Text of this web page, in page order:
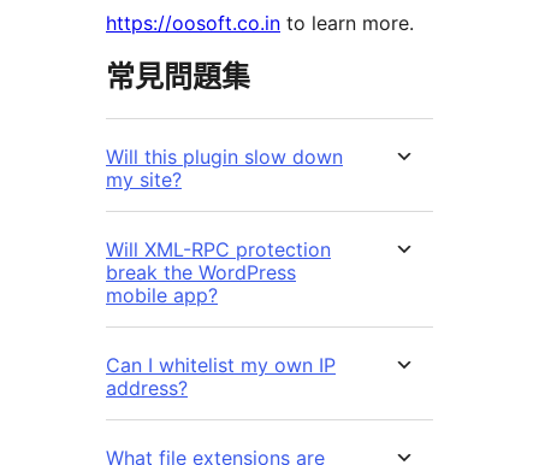
https://oosoft.co.in to learn more.
常見問題集
Will this plugin slow down
my site?
Will XML-RPC protection
break the WordPress
mobile app?
Can I whitelist my own IP
address?
What file extensions are